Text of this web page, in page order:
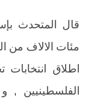
قال المتحدث
مئات الالاف من
اطلاق انتخابات
الفلسطينيين ,